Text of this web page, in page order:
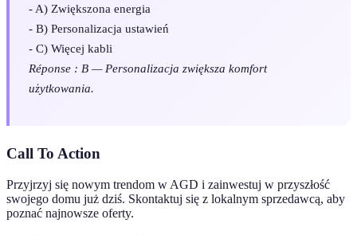
- A) Zwiększona energia
- B) Personalizacja ustawień
- C) Więcej kabli
Réponse : B — Personalizacja zwiększa komfort
użytkowania.
Call To Action
Przyjrzyj się nowym trendom w AGD i zainwestuj w przyszłość
swojego domu już dziś. Skontaktuj się z lokalnym sprzedawcą, aby
poznać najnowsze oferty.